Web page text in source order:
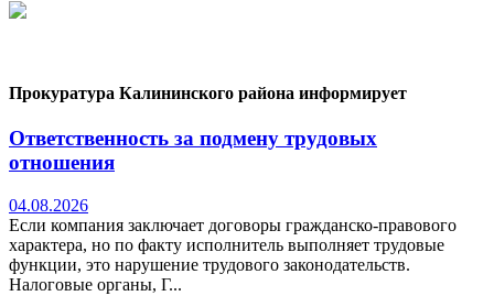
Прокуратура Калининского района информирует
Ответственность за подмену трудовых
отношения
04.08.2026
Если компания заключает договоры гражданско-правового
характера, но по факту исполнитель выполняет трудовые
функции, это нарушение трудового законодательств.
Налоговые органы, Г...